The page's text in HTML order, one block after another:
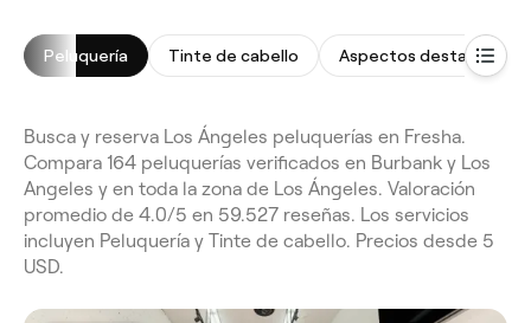
Peluquería Tinte de cabello Aspectos destacados
Busca y reserva Los Ángeles peluquerías en Fresha.
Compara 164 peluquerías verificados en Burbank y Los
Angeles y en toda la zona de Los Ángeles. Valoración
promedio de 4.0/5 en 59.527 reseñas. Los servicios
incluyen Peluquería y Tinte de cabello. Precios desde 5
USD.